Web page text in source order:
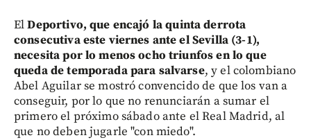
ElDeportivo, que encajó la quinta derrota
consecutiva este viernes ante el Sevilla (3-1),
necesita por lo menos ocho triunfos en lo que
queda de temporada para salvarse, y el colombiano
Abel Aguilar se mostró convencido de que los van a
conseguir, por lo que no renunciarán a sumar el
primero el próximo sábado ante el Real Madrid, al
que no deben jugarle "con miedo".